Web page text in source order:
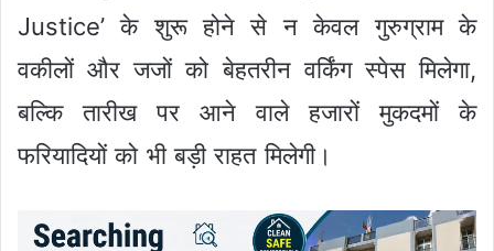
Justice’ के शुरू होने से न केवल गुरुग्राम के
वकीलों और जजों को बेहतरीन वर्किंग स्पेस मिलेगा,
बल्कि तारीख पर आने वाले हजारों मुकदमों के
फरियादियों को भी बड़ी राहत मिलेगी।